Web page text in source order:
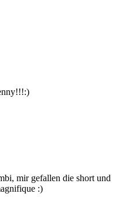
mir gefallen die short und
:)